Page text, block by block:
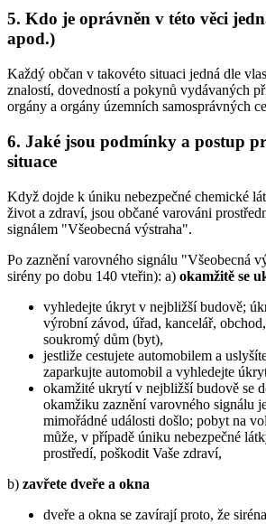
5. Kdo je oprávněn v této věci
apod.)
Každý občan v takovéto situaci jedná dle
znalostí, dovedností a pokynů vydávaných
orgány a orgány územních samosprávných
6. Jaké jsou podmínky a postup
situace
Když dojde k úniku nebezpečné chemické
život a zdraví, jsou občané varováni
signálem "Všeobecná výstraha".
Po zaznění varovného signálu "Všeobecná
sirény po dobu 140 vteřin): a) okamžitě se
vyhledejte úkryt v nejbližší budově;
výrobní závod, úřad, kancelář,
soukromý dům (byt),
jestliže cestujete automobilem a
zaparkujte automobil a vyhledejte
okamžité ukrytí v nejbližší budově se
okamžiku zaznění varovného signálu
mimořádné události došlo; pobyt na
může, v případě úniku nebezpečné
prostředí, poškodit Vaše zdraví,
b) zavřete dveře a okna
dveře a okna se zavírají proto, že